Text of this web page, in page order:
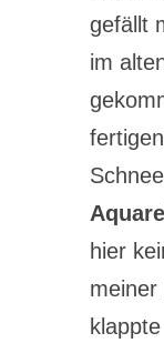
gefällt
im
hier
meiner